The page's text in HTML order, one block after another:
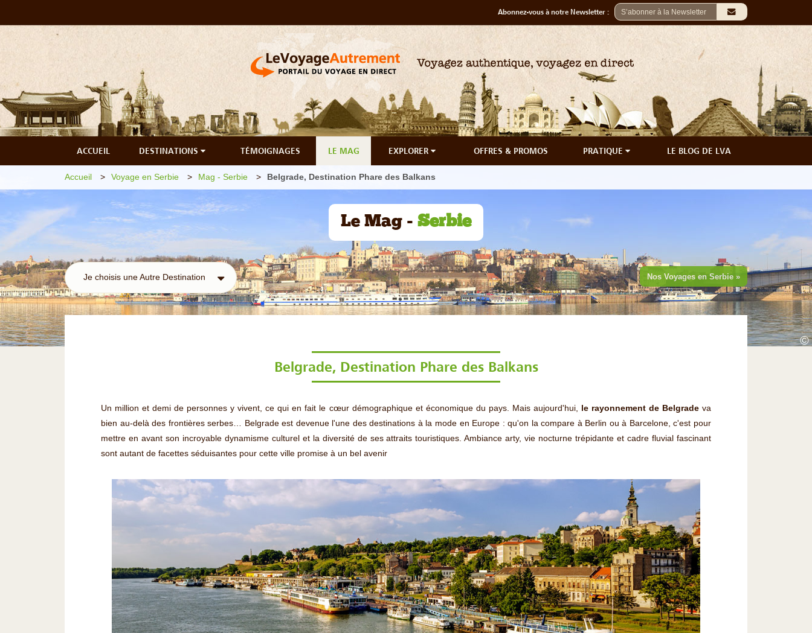
Abonnez-vous à notre Newsletter :
ACCUEIL DESTINATIONS TÉMOIGNAGES LE MAG EXPLORER OFFRES & PROMOS PRATIQUE LE BLOG DE LVA
©
Accueil Voyage en Serbie Mag - Serbie Belgrade, Destination Phare des Balkans
Le Mag - Serbie
Je choisis une Autre Destination Nos Voyages en Serbie »
Belgrade, Destination Phare des Balkans
Un million et demi de personnes y vivent, ce qui en fait le cœur démographique et économique du pays. Mais aujourd'hui, le rayonnement de Belgradeva
bien au-delà des frontières serbes… Belgrade est devenue l'une des destinations à la mode en Europe : qu'on la compare à Berlin ou à Barcelone, c'est pour
mettre en avant son incroyable dynamisme culturel et la diversité de ses attraits touristiques. Ambiance arty, vie nocturne trépidante et cadre fluvial fascinant
sont autant de facettes séduisantes pour cette ville promise à un bel avenir